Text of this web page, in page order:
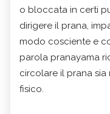
o bloccata in certi
dirigere il prana,
modo cosciente e
parola pranayama
circolare il prana
fisico.